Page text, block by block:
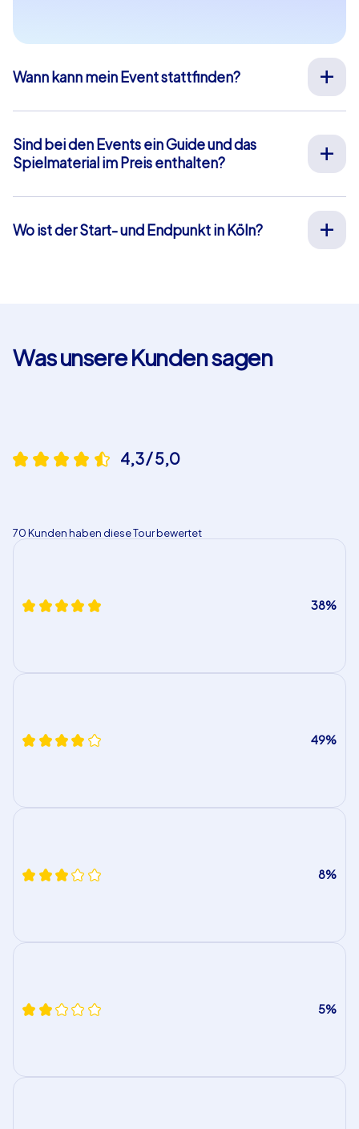
Wann kann mein Event stattfinden?
Wir organisieren unsere Teamevents für Sie an Ihrem
Wunschtermin an 365 Tagen im Jahr. Wenn Sie erfahren
möchten ob Ihr Wunschtermin noch verfügbar ist,
fragen Siehiergleich Ihr unverbindliches Angebot an.
Die Startzeit Ihres Events können Sie frei zwischen 9-
Sind bei den Events ein Guide und das
Spielmaterial im Preis enthalten?
Ort-Betreuung durch unsere Guides als auch die
Bereitstellung aller Materialien im Preis enthalten,
sodass Sie sich vorab um nichts weiter kümmern
Wo ist der Start- und Endpunkt in Köln?
Der Start- und Endpunkt in Köln ist: Theo-Burauen-
diesem Gebiet einen eigenen Start- und Endpunkt
wählen. Bei Smartphone-Touren ist dies nicht möglich.
Was unsere Kunden sagen
4,3 / 5,0
70 Kunden haben diese Tour bewertet
38%
49%
8%
5%